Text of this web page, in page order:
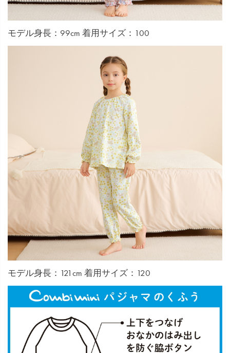
モデル身長：99cm 着用サイズ：100
モデル身長：121cm 着用サイズ：120